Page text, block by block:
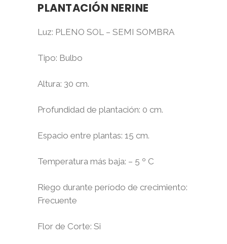
PLANTACIÓN NERINE
Luz: PLENO SOL – SEMI SOMBRA
Tipo: Bulbo
Altura: 30 cm.
Profundidad de plantación: 0 cm.
Espacio entre plantas: 15 cm.
Temperatura más baja: – 5 º C
Riego durante período de crecimiento:
Frecuente
Flor de Corte: Si